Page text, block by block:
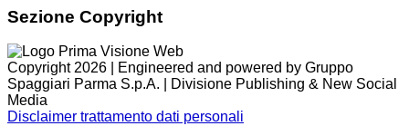
Sezione Copyright
Copyright 2026 | Engineered and powered by Gruppo
Spaggiari Parma S.p.A. | Divisione Publishing & New Social
Media
Disclaimer trattamento dati personali